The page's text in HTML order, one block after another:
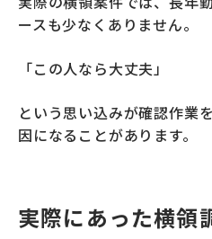
ースも少なくありません。
「この人なら大丈夫」
という思い込みが確認作業
因になることがあります。
実際にあった横領